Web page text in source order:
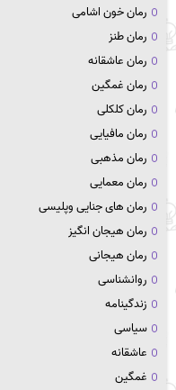
رمان خون اشامی
رمان طنز
رمان عاشقانه
رمان غمگین
رمان کلکلی
رمان مافیایی
رمان مذهبی
رمان معمایی
رمان های جنایی وپلیسی
رمان هیجان انگیز
رمان هیجانی
روانشناسی
زندگینامه
سیاسی
عاشقانه
غمگین